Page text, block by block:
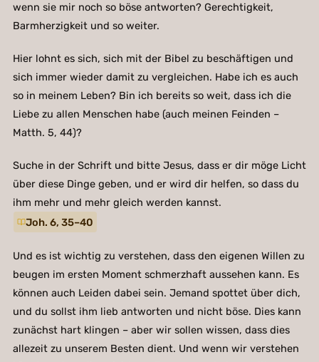
wenn sie mir noch so böse antworten? Gerechtigkeit,
Barmherzigkeit und so weiter.
Hier lohnt es sich, sich mit der Bibel zu beschäftigen und
sich immer wieder damit zu vergleichen. Habe ich es auch
so in meinem Leben? Bin ich bereits so weit, dass ich die
Liebe zu allen Menschen habe (auch meinen Feinden –
Matth. 5, 44)?
Suche in der Schrift und bitte Jesus, dass er dir möge Licht
über diese Dinge geben, und er wird dir helfen, so dass du
ihm mehr und mehr gleich werden kannst.
Joh. 6, 35–40
Und es ist wichtig zu verstehen, dass den eigenen Willen zu
beugen im ersten Moment schmerzhaft aussehen kann. Es
können auch Leiden dabei sein. Jemand spottet über dich,
und du sollst ihm lieb antworten und nicht böse. Dies kann
zunächst hart klingen – aber wir sollen wissen, dass dies
allezeit zu unserem Besten dient. Und wenn wir verstehen